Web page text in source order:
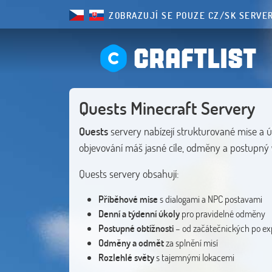
ZOBRAZUJÍ SE POUZE CZ/SK
CRAFTLIST
Quests Minecraft Servery
Questsservery nabízejí strukturované mise a
objevování máš jasné cíle, odměny a
Quests servery obsahují:
Příběhové mises dialogami a NPC postavami
Denní a týdenní úkolypro pravidelné odměny
Postupné obtížnosti– od začátečnických po
Odměny a odmětza splnění misí
Rozlehlé světys tajemnými lokacemi